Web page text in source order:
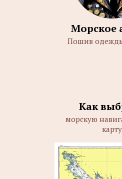
Морское
Пошив
Как
морскую
карту